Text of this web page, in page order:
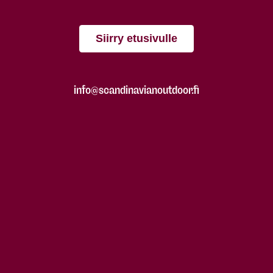
Siirry etusivulle
info@scandinavianoutdoor.fi